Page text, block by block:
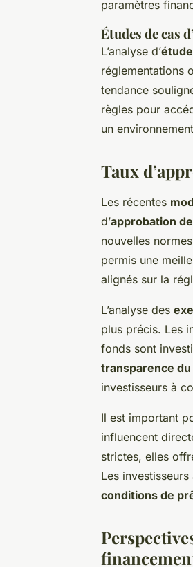
paramètres
Études de cas
L’analyse d’
réglementations
tendance
règles pour
un
Taux
Les récentes
d’approbation
nouvelles
permis une
alignés sur la
L’analyse des
plus précis. Les
fonds sont
transparence
investisseurs à
Il est important
influencent
strictes, elles
Les
conditions de